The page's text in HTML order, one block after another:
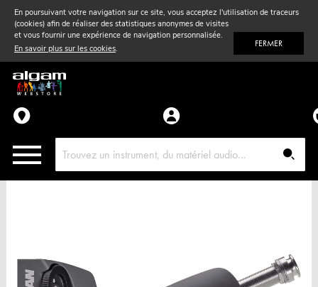
En poursuivant votre navigation sur ce site, vous acceptez l'utilisation de traceurs
(cookies) afin de réaliser des statistiques anonymes de visites
et vous fournir une expérience de navigation personnalisée.
En savoir plus sur les cookies. FERMER
Vent& Violon
Accessoires
Pièces détachées